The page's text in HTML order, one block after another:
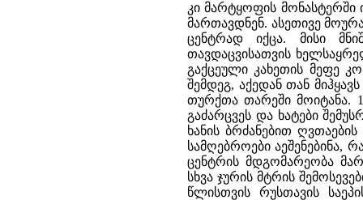
კი მარტყოფის მონასტერში
მართავდნენ. ასეთივე
ცენტრად იქცა. მისი
თავდაცვისათვის
გაქცეული კახეთის მეფე
შემდეგ, აქედან თან
თურქთა თარეში მოიტანა.
გაძარცვეს და ხატები
ხანის ბრძანებით
სამღებროები აეშენებინა,
ცენტრის მდგომარეობა
სხვა ჯურის მტრის
წლისთვის რუსთავის